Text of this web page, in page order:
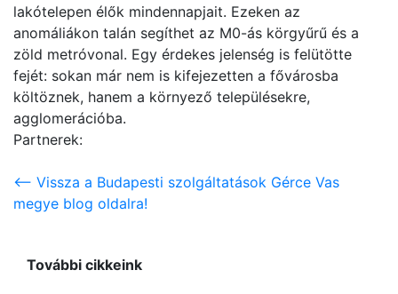
lakótelepen élők mindennapjait. Ezeken az
anomáliákon talán segíthet az M0-ás körgyűrű és a
zöld metróvonal. Egy érdekes jelenség is felütötte
fejét: sokan már nem is kifejezetten a fővárosba
költöznek, hanem a környező településekre,
agglomerációba.
Partnerek:
<-- Vissza a Budapesti szolgáltatások Gérce Vas
megye blog oldalra!
További cikkeink